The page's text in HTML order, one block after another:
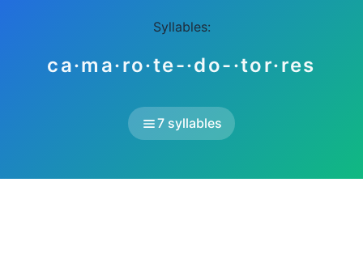
Syllables:
ca·ma·ro·te-·do-·tor·res
7 syllables